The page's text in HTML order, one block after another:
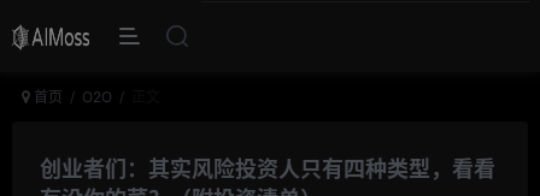
首页 O2O
创业者们：其实风险投资人只有四种类型，看看